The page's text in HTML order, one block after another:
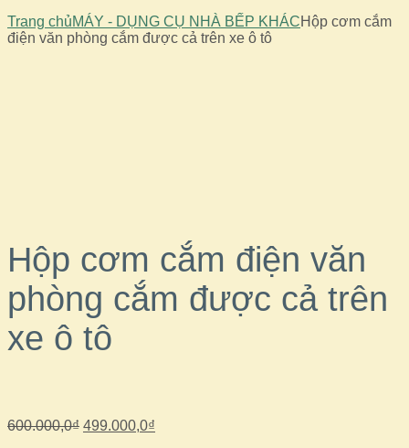
Trang chủMÁY - DỤNG CỤ NHÀ BẾP KHÁCHộp cơm cắm
điện văn phòng cắm được cả trên xe ô tô
Hộp cơm cắm điện văn
phòng cắm được cả trên
xe ô tô
600.000,0₫ Giá
499.000,0₫